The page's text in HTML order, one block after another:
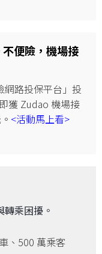
便險，機場接
網路投保平台」投
獲 Zudao 機場接
<活動馬上看>
乘困擾。
、500 萬乘客